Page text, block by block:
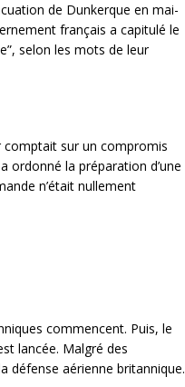
de Dunkerque en mai-
français a capitulé le
selon les mots de leur
comptait sur un compromis
ordonné la préparation d’une
n’était nullement
commencent. Puis, le
lancée. Malgré des
défense aérienne britannique.